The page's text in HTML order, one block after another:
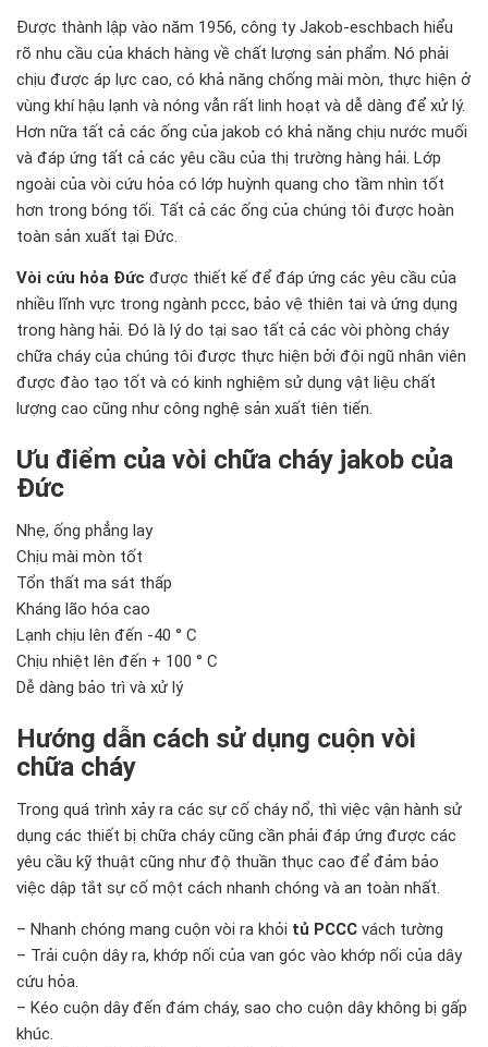
Được thành lập vào năm 1956, công ty Jakob-eschbach hiểu
rõ nhu cầu của khách hàng về chất lượng sản phẩm. Nó phải
chịu được áp lực cao, có khả năng chống mài mòn, thực hiện ở
vùng khí hậu lạnh và nóng vẫn rất linh hoạt và dễ dàng để xử lý.
Hơn nữa tất cả các ống của jakob có khả năng chịu nước muối
và đáp ứng tất cả các yêu cầu của thị trường hàng hải. Lớp
ngoài của vòi cứu hỏa có lớp huỳnh quang cho tầm nhìn tốt
hơn trong bóng tối. Tất cả các ống của chúng tôi được hoàn
toàn sản xuất tại Đức.
Vòi cứu hỏa Đức được thiết kế để đáp ứng các yêu cầu của
nhiều lĩnh vực trong ngành pccc, bảo vệ thiên tai và ứng dụng
trong hàng hải. Đó là lý do tại sao tất cả các vòi phòng cháy
chữa cháycủa chúng tôi được thực hiện bởi đội ngũ nhân viên
được đào tạo tốt và có kinh nghiệm sử dụng vật liệu chất
lượng cao cũng như công nghệ sản xuất tiên tiến.
Ưu điểm của vòi chữa cháy jakob của
Đức
Nhẹ, ống phẳng lay
Chịu mài mòn tốt
Tổn thất ma sát thấp
Kháng lão hóa cao
Lạnh chịu lên đến -40 ° C
Chịu nhiệt lên đến + 100 ° C
Dễ dàng bảo trì và xử lý
Hướng dẫn cách sử dụng cuộn vòi
chữa cháy
Trong quá trình xảy ra các sự cố cháy nổ, thì việc vận hành sử
dụng các thiết bị chữa cháy cũng cần phải đáp ứng được các
yêu cầu kỹ thuật cũng như độ thuần thục cao để đảm bảo
việc dập tắt sự cố một cách nhanh chóng và an toàn nhất.
– Nhanh chóng mang cuộn vòi ra khỏi tủ PCCC vách tường
– Trải cuộn dây ra, khớp nối của van góc vào khớp nối của dây
cứu hỏa.
– Kéo cuộn dây đến đám cháy, sao cho cuộn dây không bị gấp
khúc.